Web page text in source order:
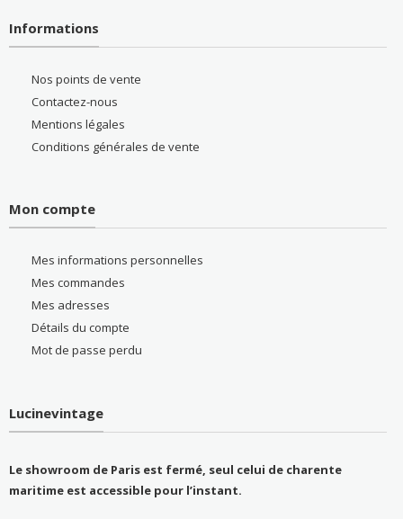
Informations
Nos points de vente
Contactez-nous
Mentions légales
Conditions générales de vente
Mon compte
Mes informations personnelles
Mes commandes
Mes adresses
Détails du compte
Mot de passe perdu
Lucinevintage
Le showroom de Paris est fermé, seul celui de charente
maritime est accessible pour l’instant.